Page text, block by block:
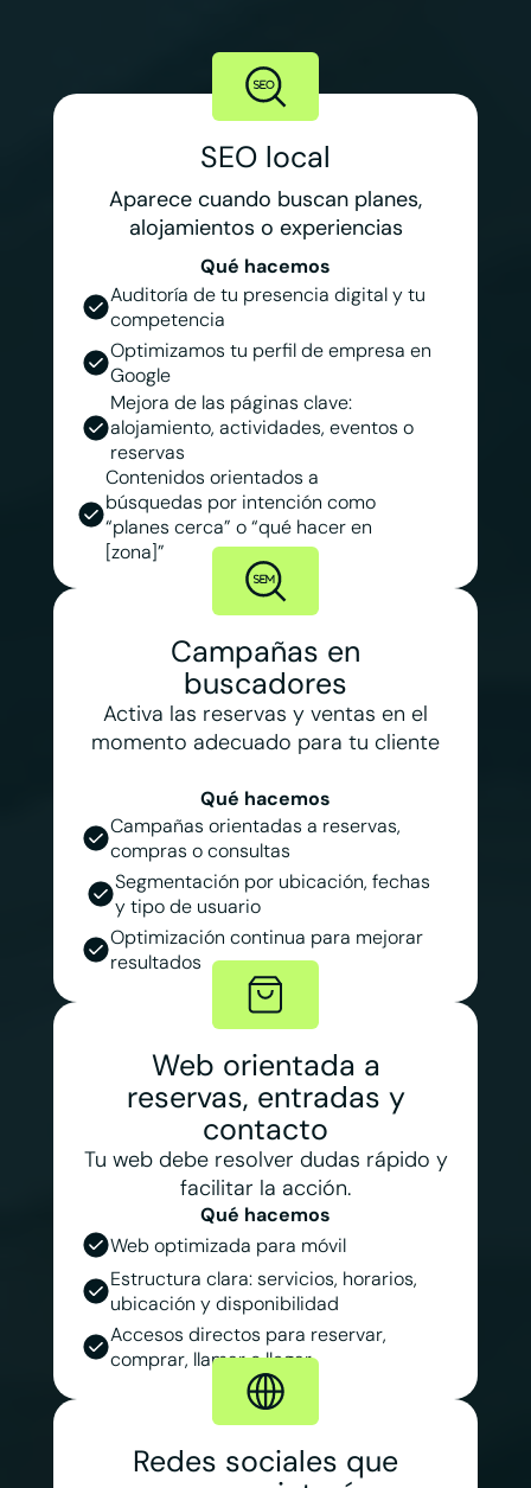
SEO local
Aparece cuando buscan planes,
alojamientos o experiencias
Qué hacemos
Auditoría de tu presencia digital y tu
competencia
Optimizamos tu perfil de empresa en
Google
Mejora de las páginas clave:
alojamiento, actividades, eventos o
reservas
Contenidos orientados a
búsquedas por intención como
“planes cerca” o “qué hacer en
[zona]”
Campañas en
buscadores
Activa las reservas y ventas en el
momento adecuado para tu cliente
Qué hacemos
Campañas orientadas a reservas,
compras o consultas
Segmentación por ubicación, fechas
y tipo de usuario
Optimización continua para mejorar
resultados
Web orientada a
reservas, entradas y
contacto
Tu web debe resolver dudas rápido y
facilitar la acción.
Qué hacemos
Web optimizada para móvil
Estructura clara: servicios, horarios,
ubicación y disponibilidad
Accesos directos para reservar,
comprar, llamar o llegar
Redes sociales que